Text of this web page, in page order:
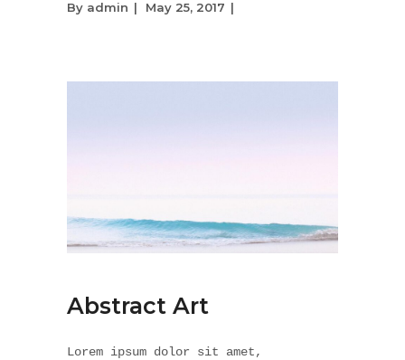
By admin May 25, 2017
Abstract Art
Lorem ipsum dolor sit amet,